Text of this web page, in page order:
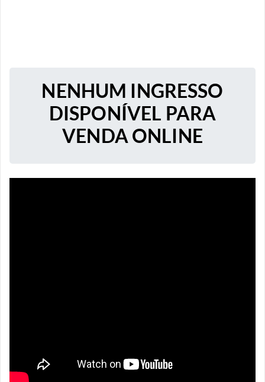
NENHUM INGRESSO
DISPONÍVEL PARA
VENDA ONLINE